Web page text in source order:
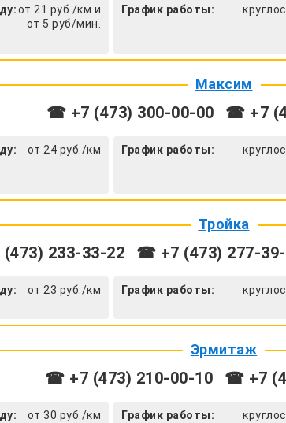
от 21 руб./км и
от 5 руб/мин.
График работы:
Максим
☎ +7 (473) 300-00-00 ☎ +7
от 24 руб./км График работы:
Тройка
233-33-22 ☎ +7 (473) 277-
от 23 руб./км График работы:
Эрмитаж
☎ +7 (473) 210-00-10 ☎ +7
от 30 руб./км График работы: